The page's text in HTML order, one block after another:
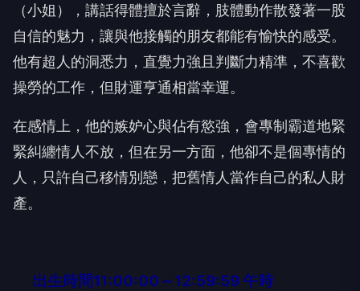
（小姐），講話得體擅於言辭，肢體動作散發著一股
自信的魅力，讓與他接觸的朋友都能有愉快的感受。
他有超人的洞悉力，直覺力強且判斷力精準，不喜歡
操勞的工作，但財運亨通相當幸運。
在感情上，他的嫉妒心與佔有慾強，會專制霸道地緊
緊糾纏情人不放，但在另一方面，他卻不是個專情的
人，只許自己移情別戀，把舊情人當作自己的私人財
產。
出生時間11:00:00～12:59:59 午時